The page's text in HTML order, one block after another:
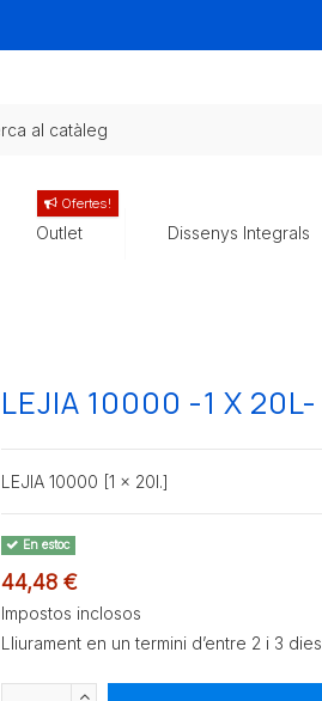
Outlet
Ofertes!
Dissenys Integrals
LEJIA 10000 -1 X 20L-
LEJIA 10000 [1 x 20l.]
En estoc
44,48 €
Impostos inclosos
Lliurament en un termini d’entre 2 i 3 dies